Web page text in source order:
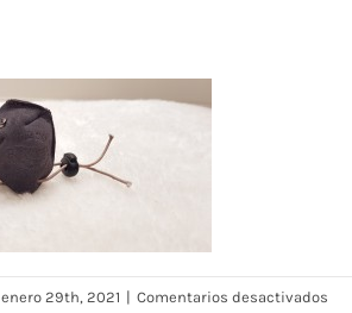
enero 29th, 2021 | Comentarios desactivados